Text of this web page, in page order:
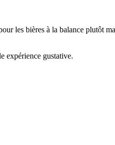
les bières à la balance plutôt
expérience gustative.